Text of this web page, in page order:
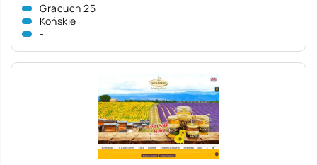
Gracuch 25
Końskie
-